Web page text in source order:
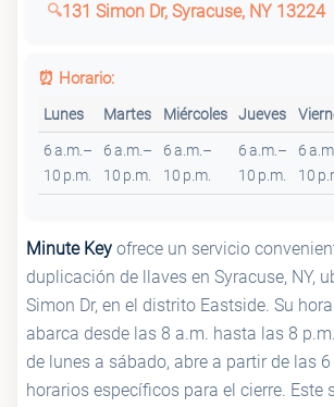
131 Simon Dr, Syracuse, NY 13224
⏰ Horario:
Lunes Martes Miércoles Jueves
6 a.m.–
10 p.m.
6 a.m.–
10 p.m.
6 a.m.–
10 p.m.
6 a.m.–
10 p.m.
6
10
Minute Key ofrece un servicio
duplicación de llaves en Syracuse, NY,
Simon Dr, en el distrito Eastside. Su
abarca desde las 8 a.m. hasta las 8
de lunes a sábado, abre a partir de las
horarios específicos para el cierre. Este